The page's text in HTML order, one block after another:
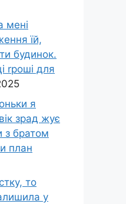
мені
їй,
будинок.
rроші для
я
зpад жує
з братом
план
то
у